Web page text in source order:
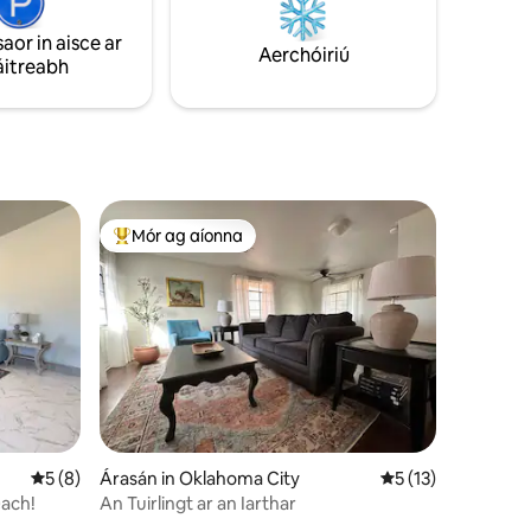
Limistéar go hiomlán foirfe.
in aisce ar
Aerchóiriú
Meánrátáil 5 as 5, 8 léirmheas
5 (8)
An-mhór ag aíonna
Mór ag aíonna
Árasán in Oklahoma City Meánrátáil 5 as 5,
5 (13)
An Tuirlingt ar an Iarthar